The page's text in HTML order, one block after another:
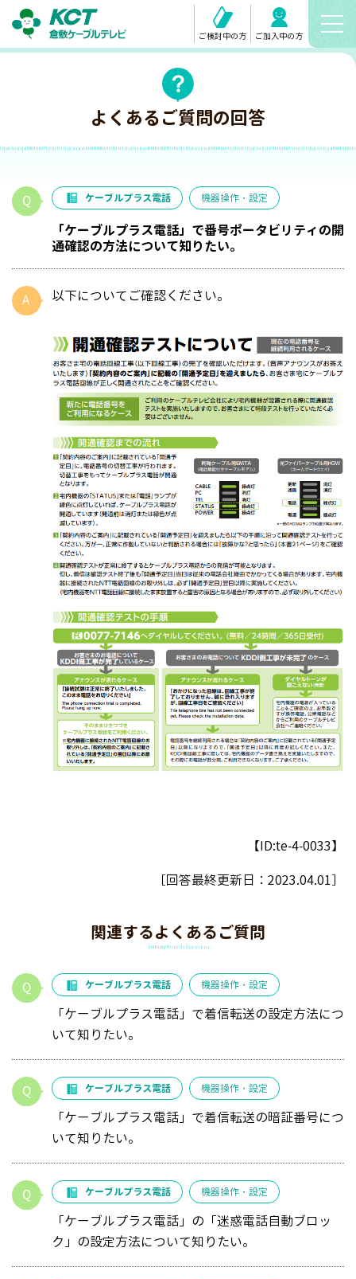
ご検討中の方 ご加入中の方
よくあるご質問の回答
ケーブルプラス電話 機器操作・設定
「ケーブルプラス電話」で番号ポータビリティの開
通確認の方法について知りたい。
以下についてご確認ください。
【ID:te-4-0033】
［回答最終更新日： 2023.04.01］
関連するよくあるご質問
ケーブルプラス電話 機器操作・設定
「ケーブルプラス電話」で着信転送の設定方法につ
いて知りたい。
ケーブルプラス電話 機器操作・設定
「ケーブルプラス電話」で着信転送の暗証番号につ
いて知りたい。
ケーブルプラス電話 機器操作・設定
「ケーブルプラス電話」の「迷惑電話自動ブロッ
ク」の設定方法について知りたい。